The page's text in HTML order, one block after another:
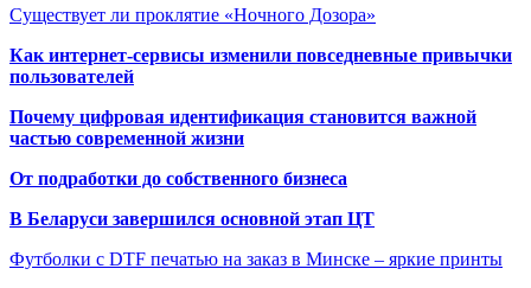
Существует ли проклятие «Ночного Дозора»
Как интернет-сервисы изменили повседневные привычки
пользователей
Почему цифровая идентификация становится важной
частью современной жизни
От подработки до собственного бизнеса
В Беларуси завершился основной этап ЦТ
Футболки с DTF печатью на заказ в Минске – яркие принты